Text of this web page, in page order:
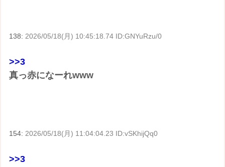
138: 2026/05/18(月) 10:45:18.74 ID:GNYuRzu/0
>>3
真っ赤になーれwww
154: 2026/05/18(月) 11:04:04.23 ID:vSKhijQq0
>>3